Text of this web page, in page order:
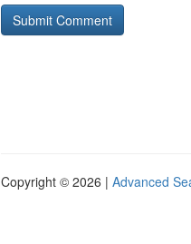
Copyright © 2026 | Advanced